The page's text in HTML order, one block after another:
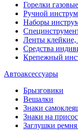
Горелки газовые
Ручной
Наборы
Ленты
Средства
Крепежный
Автоаксессуары
Брызговики
Вешалки
Знаки
Знаки на
Заглушки ремня